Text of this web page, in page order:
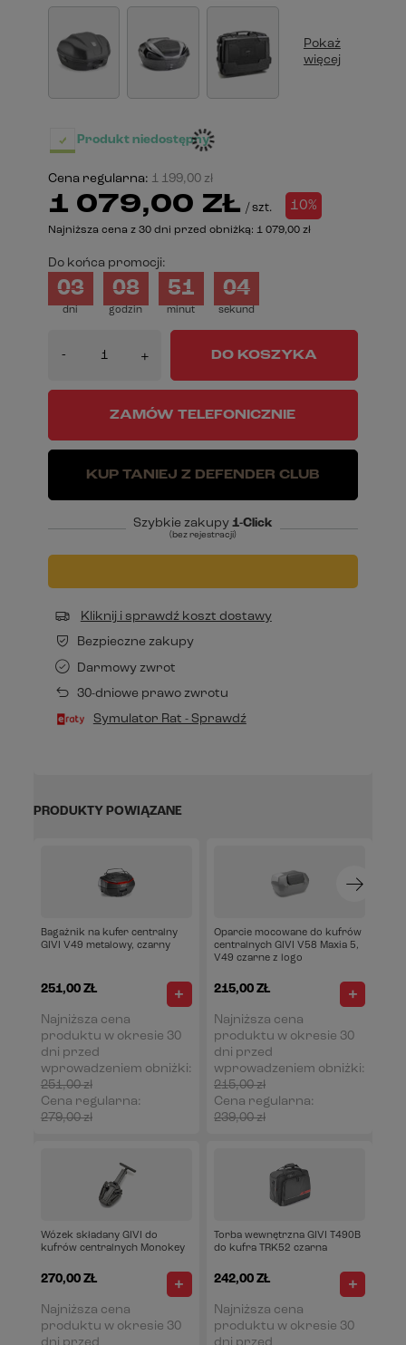
Pokaż
więcej
Produkt niedostępny
Cena regularna: 1 199,00 zł
1 079,00 ZŁ / szt. 10%
Najniższa cena z 30 dni przed obniżką: 1 079,00 zł
Do końca promocji:
dni
03
godzin
08
minut
51
sekund
04
- + DO KOSZYKA
ZAMÓW TELEFONICZNIE
KUP TANIEJ Z DEFENDER CLUB
Szybkie zakupy 1-Click
(bez rejestracji)
Kliknij i sprawdź koszt dostawy
Bezpieczne zakupy
Darmowy zwrot
30-dniowe prawo zwrotu
Symulator Rat - Sprawdź
PRODUKTY POWIĄZANE
Bagażnik na kufer centralny
GIVI V49 metalowy, czarny
251,00 ZŁ
Najniższa cena
produktu w okresie 30
dni przed
wprowadzeniem obniżki:
251,00 zł
Cena regularna:
279,00 zł
Oparcie mocowane do kufrów
centralnych GIVI V58 Maxia 5,
V49 czarne z logo
215,00 ZŁ
Najniższa cena
produktu w okresie 30
dni przed
wprowadzeniem obniżki:
215,00 zł
Cena regularna:
239,00 zł
Wózek składany GIVI do
kufrów centralnych Monokey
270,00 ZŁ
Najniższa cena
produktu w okresie 30
Torba wewnętrzna GIVI T490B
do kufra TRK52 czarna
242,00 ZŁ
Najniższa cena
produktu w okresie 30